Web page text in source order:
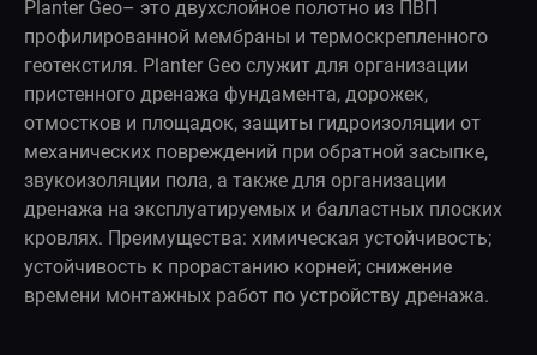
Planter Geo– это двухслойное полотно из ПВП
профилированной мембраны и термоскрепленного
геотекстиля. Planter Geo служит для организации
пристенного дренажа фундамента, дорожек,
отмостков и площадок, защиты гидроизоляции от
механических повреждений при обратной засыпке,
звукоизоляции пола, а также для организации
дренажа на эксплуатируемых и балластных плоских
кровлях. Преимущества: химическая устойчивость;
устойчивость к прорастанию корней; снижение
времени монтажных работ по устройству дренажа.